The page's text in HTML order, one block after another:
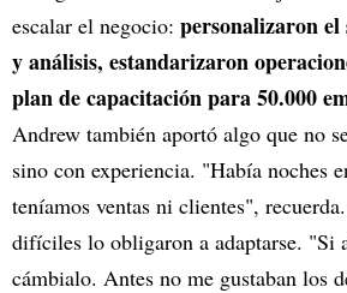
escalar el negocio: personalizaron el
y análisis, estandarizaron
plan de capacitación para 50.000
Andrew también aportó algo que no
sino con experiencia. "Había noches
teníamos ventas ni clientes",
difíciles lo obligaron a adaptarse. "Si
cámbialo. Antes no me gustaban los